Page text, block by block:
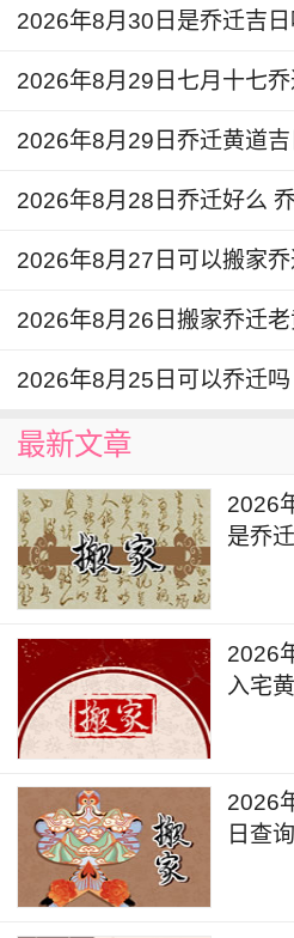
4、注意电器安全，线路布
5、一些物品的摆放要合理
件事情的时间，一定要选择
2026年8月30日是乔迁吉
2026年8月29日乔迁黄道
2026年8月28日乔迁好么
2026年8月25日可以乔迁
最新文章
2026
是乔
2026
入宅
2026
日查